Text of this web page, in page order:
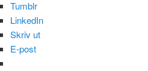
Tumblr
LinkedIn
Skriv ut
E-post